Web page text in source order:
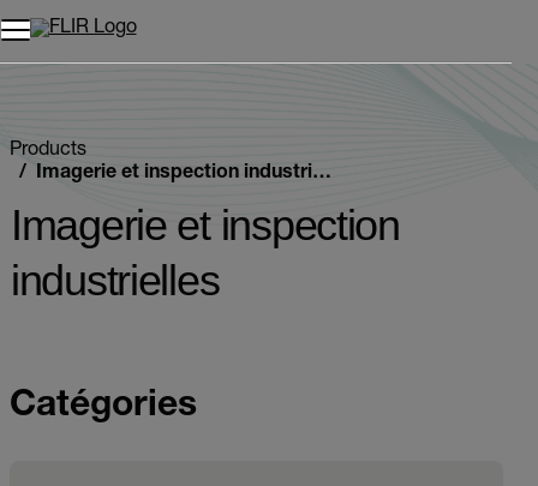
Unread messages
Modèle
Supprimer
articles
Ajouter au panier
Ajouté au panier
Products
Imagerie et inspection industrielles
Imagerie et inspection
industrielles
Catégories